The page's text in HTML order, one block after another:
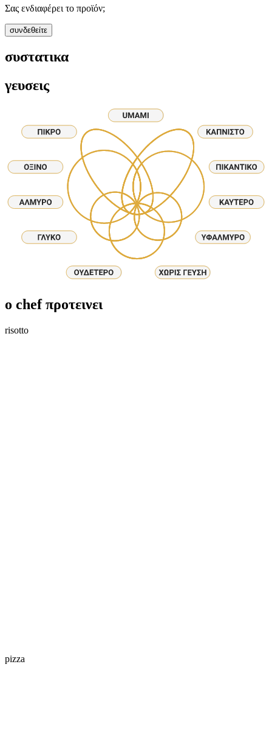
Σας ενδιαφέρει το προϊόν;
συνδεθείτε
συστατικα
γευσεις
ο chef προτεινει
risotto
pizza